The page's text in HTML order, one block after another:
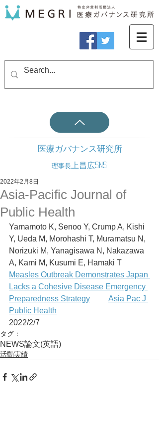
医療ガバナンス研究所
理事長 上昌広SNS
Asia-Pacific Journal of
Public Health
2022年2月8日
Yamamoto K, Senoo Y, Crump A, Kishi
Y, Ueda M, Morohashi T, Muramatsu N,
Norizuki M, Yanagisawa N, Nakazawa
A, Kami M, Kusumi E, Hamaki T
Measles Outbreak Demonstrates Japan
Lacks a Cohesive Disease Emergency
Preparedness Strategy	Asia Pac J
Public Health
2022/2/7
タグ：
NEWS論文(英語)
活動実績